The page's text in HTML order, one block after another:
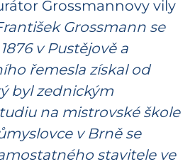
Grossmannovy vily
Grossmann se
v Pustějově a
řemesla získal od
byl zednickým
na mistrovské škole
v Brně se
stavitele ve